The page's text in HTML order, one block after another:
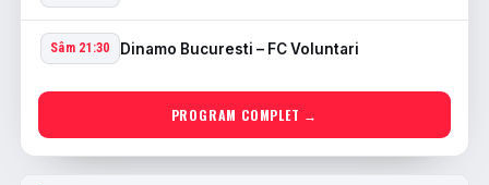
Sâm 21:30 Dinamo Bucuresti – FC Voluntari
PROGRAM COMPLET →